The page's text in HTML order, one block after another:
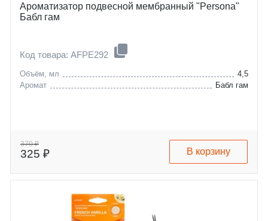
Ароматизатор подвесной мембранный "Persona"
Бабл гам
Код товара: AFPE292
Объём, мл
4,5
Аромат
Бабл гам
370 ₽
325 ₽ В корзину